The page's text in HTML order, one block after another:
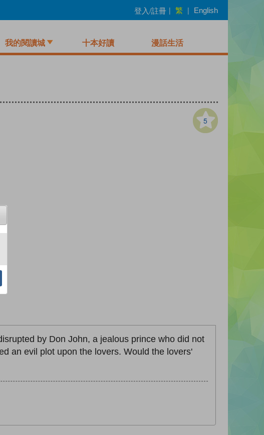
登入/註冊 | 繁 | English
我的閱讀城 十本好讀 漫話生活
5
by Don John, a jealous prince who did not
an evil plot upon the lovers. Would the lovers'